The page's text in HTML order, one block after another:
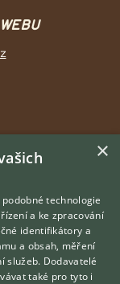
kamaráda?
×
technologie
a ke zpracování
identifikátory a
a obsah, měření
služeb. Dodavatelé
také pro tyto i